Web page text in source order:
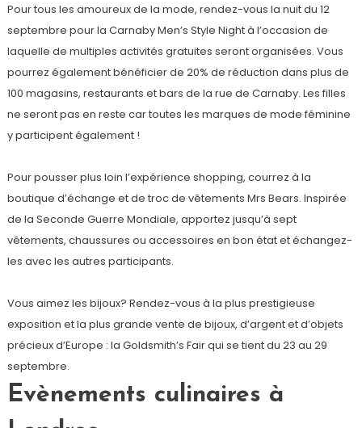
Pour tous les amoureux de la mode, rendez-vous la nuit du 12
septembre pour la Carnaby Men’s Style Night à l’occasion de
laquelle de multiples activités gratuites seront organisées. Vous
pourrez également bénéficier de 20% de réduction dans plus de
100 magasins, restaurants et bars de la rue de Carnaby. Les filles
ne seront pas en reste car toutes les marques de mode féminine
y participent également !
Pour pousser plus loin l’expérience shopping, courrez à la
boutique d’échange et de troc de vêtements Mrs Bears. Inspirée
de la Seconde Guerre Mondiale, apportez jusqu’à sept
vêtements, chaussures ou accessoires en bon état et échangez-
les avec les autres participants.
Vous aimez les bijoux? Rendez-vous à la plus prestigieuse
exposition et la plus grande vente de bijoux, d’argent et d’objets
précieux d’Europe : la Goldsmith’s Fair qui se tient du 23 au 29
septembre.
Evènements culinaires à